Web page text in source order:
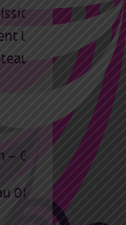
en
les
,de
– Gratuit
08 avril à